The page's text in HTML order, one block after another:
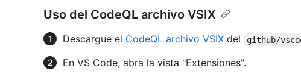
Uso del CodeQL archivo VSIX
Descargue el CodeQL archivo VSIX del github/
En VS Code, abra la vista "Extensiones".